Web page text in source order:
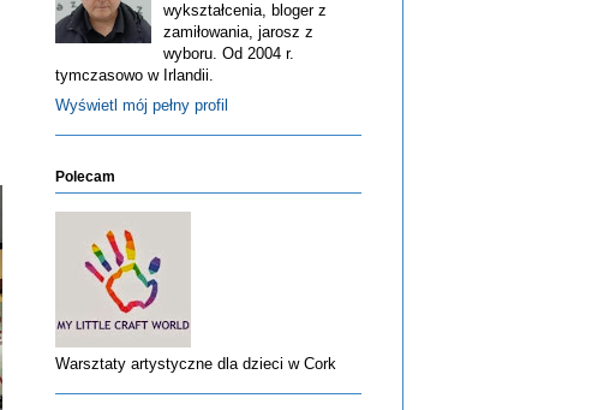
wykształcenia, bloger z
zamiłowania, jarosz z
wyboru. Od 2004 r.
tymczasowo w Irlandii.
Wyświetl mój pełny profil
Polecam
Warsztaty artystyczne dla dzieci w Cork